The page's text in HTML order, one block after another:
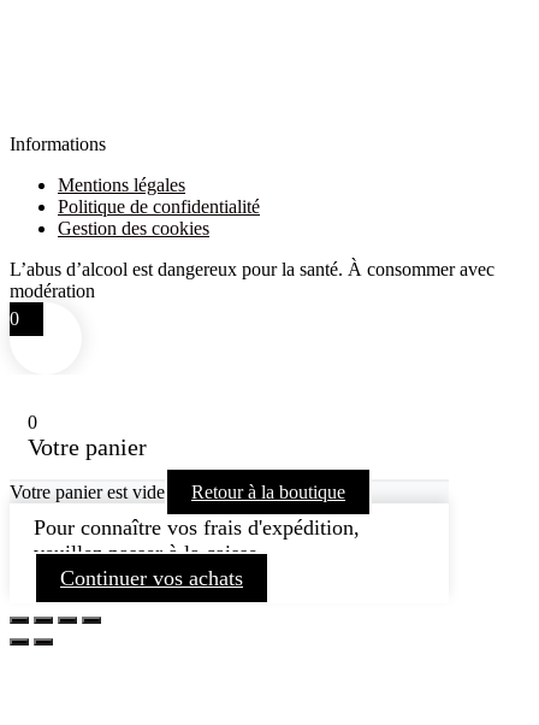
Informations
Mentions légales
Politique de confidentialité
Gestion des cookies
L’abus d’alcool est dangereux pour la santé. À consommer avec
modération
0
0
Votre panier
Votre panier est vide Retour à la boutique
Pour connaître vos frais d'expédition,
veuillez passer à la caisse.
Continuer vos achats